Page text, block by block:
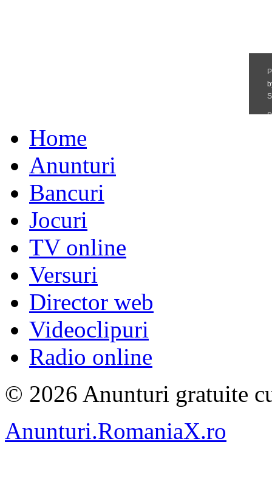
Home
Anunturi
Bancuri
Jocuri
TV online
Versuri
Director web
Videoclipuri
Radio online
© 2026 Anunturi gratuite
Anunturi.RomaniaX.ro